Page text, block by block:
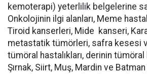
kemoterapi) yeterlilik belgelerine
Onkolojinin ilgi alanları, Meme
Tiroid kanserleri, Mide kanseri,
metastatik tümörleri, safra kesesi
tümöral hastalıkları, derinin tümöral
Şırnak, Siirt, Muş, Mardin ve